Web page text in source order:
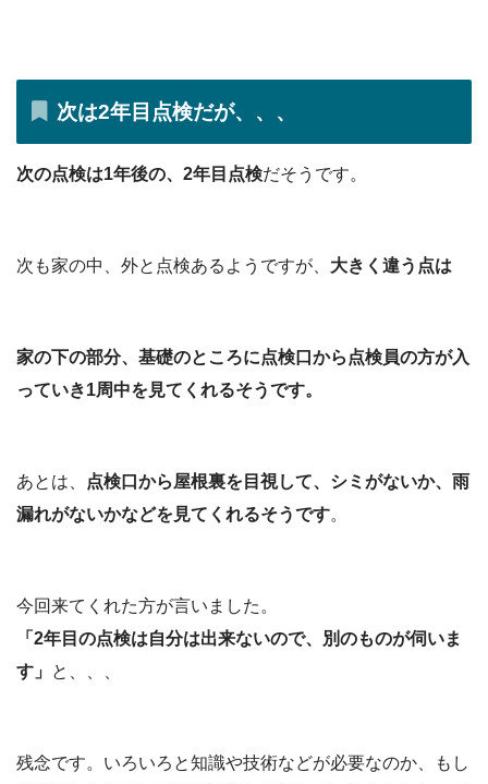
次は2年目点検だが、、、
次の点検は1年後の、2年目点検だそうです。
次も家の中、外と点検あるようですが、 大きく違う点は
家の下の部分、基礎のところに点検口から点検員の方が入
っていき1周中を見てくれるそうです。
あとは、
点検口から屋根裏を目視して、シミがないか、雨
漏れがないかなどを見てくれるそうです。
今回来てくれた方が言いました。
「2年目の点検は自分は出来ないので、別のものが伺いま
す」 と、、、
残念です。いろいろと知識や技術などが必要なのか、もし